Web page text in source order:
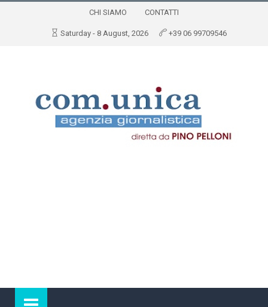
CHI SIAMO CONTATTI
Saturday - 8 August, 2026 +39 06 99709546